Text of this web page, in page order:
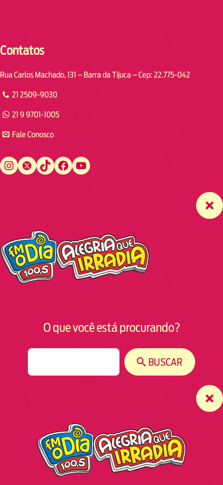
Contatos
Rua Carlos Machado, 131 – Barra da Tijuca – Cep: 22.775-042
21 2509-9030
21 9 9701-1005
Fale Conosco
Instagram Twitter TikTok Facebook YouTube
O que você está procurando?
BUSCAR